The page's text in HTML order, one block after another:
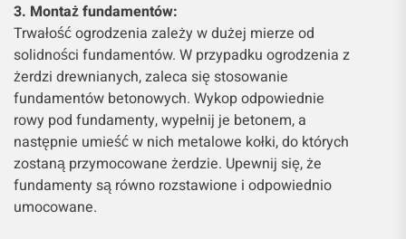
3. Montaż fundamentów:
Trwałość ogrodzenia zależy w dużej mierze od
solidności fundamentów. W przypadku ogrodzenia z
żerdzi drewnianych, zaleca się stosowanie
fundamentów betonowych. Wykop odpowiednie
rowy pod fundamenty, wypełnij je betonem, a
następnie umieść w nich metalowe kołki, do których
zostaną przymocowane żerdzie. Upewnij się, że
fundamenty są równo rozstawione i odpowiednio
umocowane.